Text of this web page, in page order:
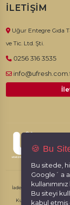
İLETIŞIM
Uğur Entegre Gıda
ve Tic. Ltd. Şti.
0256 316 3535
©
İade İptal Şartları
Kullanım Koşulları
🍪 Bu
Bu sitede,
Google´ a
Bu siteyi
kabul etmiş